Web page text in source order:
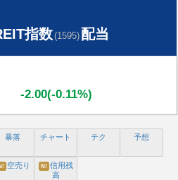
指数(1595) 配当
-2.00(-0.11%)
暴落 チャート テク 予想
空売り N! 信用残
高